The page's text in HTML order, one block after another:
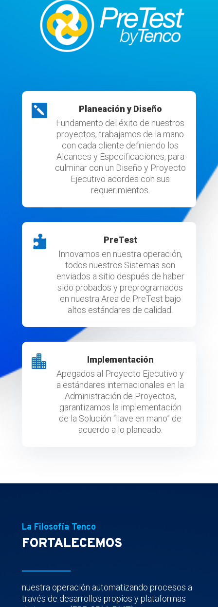

Planeación y Diseño
Fundamento del éxito de nuestros
proyectos, trabajamos de la mano
con cada cliente definiendo los
Alcances y Especificaciones, para
culminar con un Diseño y Proyecto
Ejecutivo acordes con sus
requerimientos.

PreTest
Innovamos en nuestra operación,
todos nuestros Sistemas son
enviados a sitio después de haber
sido probados y preprogramados
en nuestra Area de PreTest bajo
altos estándares de calidad.

Implementación
Apegados al Proyecto Ejecutivo y
a estándares internacionales en la
Administración de Proyectos,
garantizamos la implementación
de la Solución “llave en mano” de
acuerdo a lo planeado.
La Filosofía Tenco
FORTALECEMOS
nuestra operación automatizando procesos a
través de desarrollos propios y plataformas